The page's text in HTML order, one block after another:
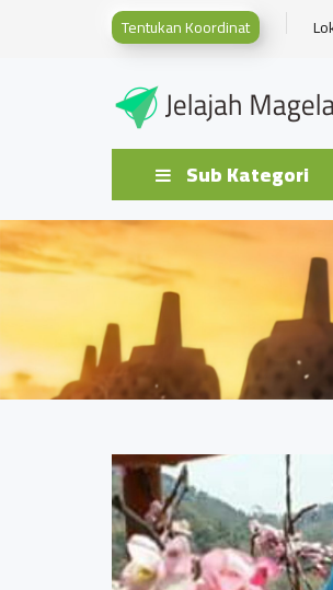
Tentukan Koordinat
Sub Kategori